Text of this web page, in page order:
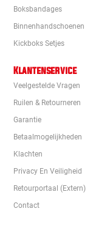
Boksbandages
Binnenhandschoenen
Kickboks Setjes
Klantenservice
Veelgestelde Vragen
Ruilen & Retourneren
Garantie
Betaalmogelijkheden
Klachten
Privacy En Veiligheid
Retourportaal (extern)
Contact